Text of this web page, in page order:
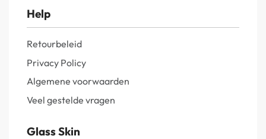
Help
Retourbeleid
Privacy Policy
Algemene voorwaarden
Veel gestelde vragen
Glass Skin